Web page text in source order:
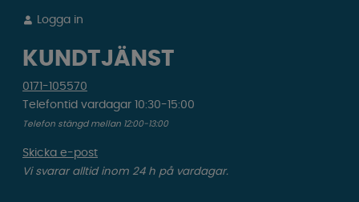
Logga in
KUNDTJÄNST
0171-105570
Telefontid vardagar 10:30-15:00
Telefon stängd mellan 12:00-13:00
Skicka e-post
Vi svarar alltid inom 24 h på vardagar.